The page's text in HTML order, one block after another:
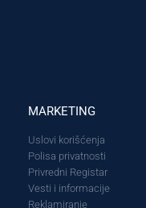
MARKETING
Uslovi korišćenja
Polisa privatnosti
Privredni Registar
Vesti i informacije
Reklamiranje